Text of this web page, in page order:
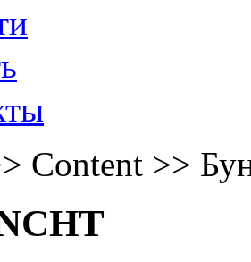
Content >>